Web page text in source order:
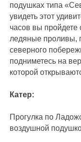
подушках типа
увидеть этот
часов вы пройдете
ледяные проливы,
северного
подниметесь на
которой
Катер:
Прогулка по
воздушной